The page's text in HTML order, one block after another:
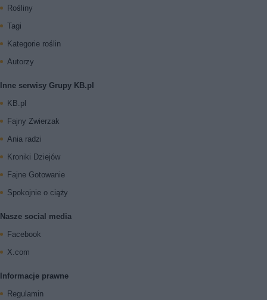
Rośliny
Tagi
Kategorie roślin
Autorzy
Inne serwisy Grupy KB.pl
KB.pl
Fajny Zwierzak
Ania radzi
Kroniki Dziejów
Fajne Gotowanie
Spokojnie o ciąży
Nasze social media
Facebook
X.com
Informacje prawne
Regulamin